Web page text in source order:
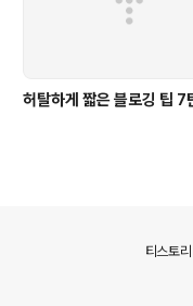
허탈하게 짧은 블로깅 팁 7
티스토리